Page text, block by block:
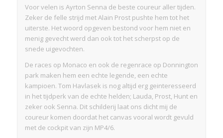
Voor velen is Ayrton Senna de beste coureur aller tijden.
Zeker de felle strijd met Alain Prost pushte hem tot het
uiterste. Het woord opgeven bestond voor hem niet en
menig gevecht werd dan ook tot het scherpst op de
snede uigevochten.
De races op Monaco en ook de regenrace op Donnington
park maken hem een echte legende, een echte
kampioen. Tom Havlasek is nog altijd erg geinteresseerd
in het tijdperk van de echte helden; Lauda, Prost, Hunt en
zeker ook Senna. Dit schilderij laat ons dicht mij de
coureur komen doordat het canvas vooral wordt gevuld
met de cockpit van zijn MP4/6.